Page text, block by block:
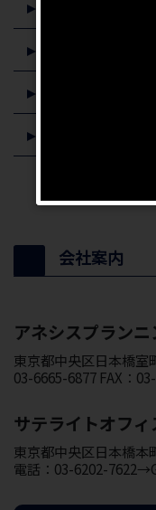
会社案内
アネシスプラン
東京都中央区日本橋室
03-6665-6877 FAX：
サテライトオフィ
東京都中央区日本橋本
電話：03-6202-